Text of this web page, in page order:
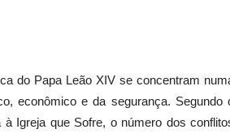
do Papa Leão XIV se concentram
econômico e da segurança. Segundo
Igreja que Sofre, o número dos